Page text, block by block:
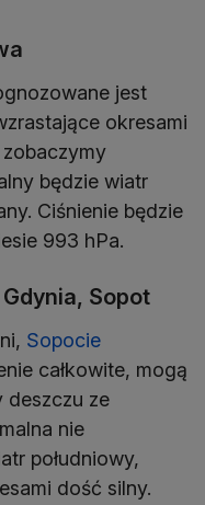
jest
okresami
będzie wiatr
Ciśnienie będzie
993 hPa.
Sopot
Sopocie
całkowite, mogą
deszczu ze
nie
południowy,
dość silny.